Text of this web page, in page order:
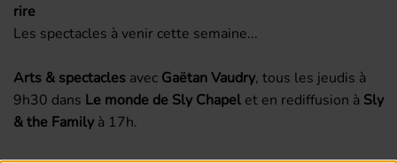
rire
Les spectacles à venir cette semaine...
Arts & spectacles avec Gaëtan Vaudry, tous les jeudis à
9h30 dans Le monde de Sly Chapel et en rediffusion à Sly
& the Familyà 17h.